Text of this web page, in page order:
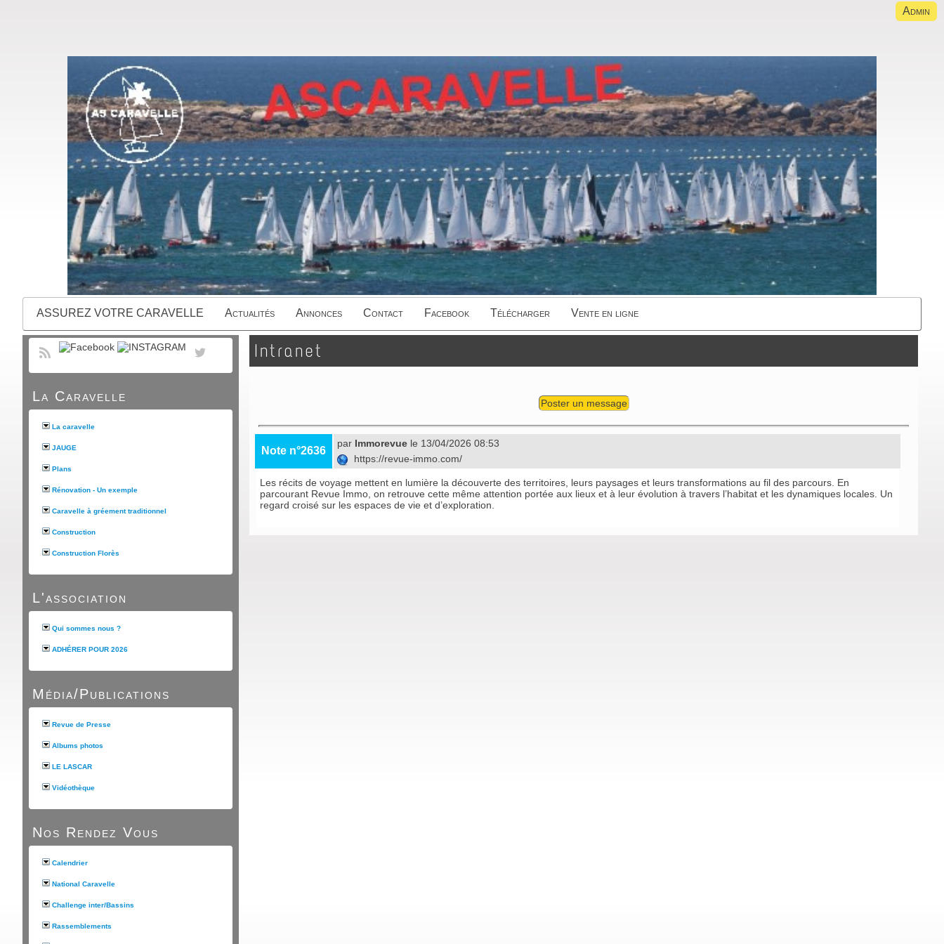
Admin
ASSUREZ VOTRE CARAVELLE Actualités Annonces Contact Facebook Télécharger Vente en ligne
La Caravelle
La caravelle
JAUGE
Plans
Rénovation - Un exemple
Caravelle à gréement traditionnel
Construction
Construction Florès
L'association
Qui sommes nous ?
ADHÉRER POUR 2026
Média/Publications
Revue de Presse
Albums photos
LE LASCAR
Vidéothèque
Nos Rendez Vous
Calendrier
National Caravelle
Challenge inter/Bassins
Rassemblements
Intranet
Poster un message
Note n°2636
par Immorevue le 13/04/2026 08:53
https://revue-immo.com/
Les récits de voyage mettent en lumière la découverte des territoires, leurs paysages et leurs transformations au fil des parcours. En
parcourant Revue Immo, on retrouve cette même attention portée aux lieux et à leur évolution à travers l’habitat et les dynamiques locales. Un
regard croisé sur les espaces de vie et d’exploration.